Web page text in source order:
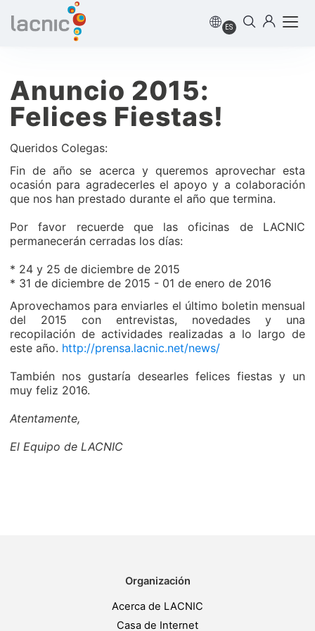
ES
Anuncio 2015:
Felices Fiestas!
Queridos Colegas:
Fin de año se acerca y queremos aprovechar esta
ocasión para agradecerles el apoyo y a colaboración
que nos han prestado durante el año que termina.
Por favor recuerde que las oficinas de LACNIC
permanecerán cerradas los días:
* 24 y 25 de diciembre de 2015
* 31 de diciembre de 2015 - 01 de enero de 2016
Aprovechamos para enviarles el último boletin mensual
del 2015 con entrevistas, novedades y una
recopilación de actividades realizadas a lo largo de
este año. http://prensa.lacnic.net/news/
También nos gustaría desearles felices fiestas y un
muy feliz 2016.
Atentamente,
El Equipo de LACNIC
Organización
Acerca de LACNIC
Casa de Internet